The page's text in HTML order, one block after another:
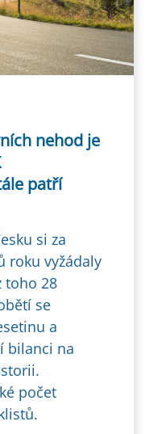
nehod je
patří
si za
roku vyžádaly
toho 28
se
a
bilanci na
počet